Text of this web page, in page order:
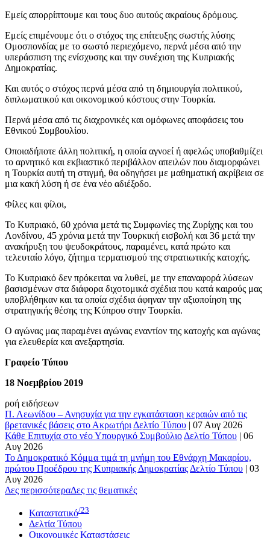
Εμείς απορρίπτουμε και τους δυο αυτούς ακραίους δρόμους.
Εμείς επιμένουμε ότι ο στόχος της επίτευξης σωστής λύσης
Ομοσπονδίας με το σωστό περιεχόμενο, περνά μέσα από την
υπεράσπιση της ενίσχυσης και την συνέχιση της Κυπριακής
Δημοκρατίας.
Και αυτός ο στόχος περνά μέσα από τη δημιουργία πολιτικού,
διπλωματικού και οικονομικού κόστους στην Τουρκία.
Περνά μέσα από τις διαχρονικές και ομόφωνες αποφάσεις του
Εθνικού Συμβουλίου.
Οποιαδήποτε άλλη πολιτική, η οποία αγνοεί ή αφελώς υποβαθμίζει
το αρνητικό και εκβιαστικό περιβάλλον απειλών που διαμορφώνει
η Τουρκία αυτή τη στιγμή, θα οδηγήσει με μαθηματική ακρίβεια σε
μια κακή λύση ή σε ένα νέο αδιέξοδο.
Φίλες και φίλοι,
Το Κυπριακό, 60 χρόνια μετά τις Συμφωνίες της Ζυρίχης και του
Λονδίνου, 45 χρόνια μετά την Τουρκική εισβολή και 36 μετά την
ανακήρυξη του ψευδοκράτους, παραμένει, κατά πρώτο και
τελευταίο λόγο, ζήτημα τερματισμού της στρατιωτικής κατοχής.
Το Κυπριακό δεν πρόκειται να λυθεί, με την επαναφορά λύσεων
βασισμένων στα διάφορα διχοτομικά σχέδια που κατά καιρούς μας
υποβλήθηκαν και τα οποία σχέδια άφηναν την αξιοποίηση της
στρατηγικής θέσης της Κύπρου στην Τουρκία.
Ο αγώνας μας παραμένει αγώνας εναντίον της κατοχής και αγώνας
για ελευθερία και ανεξαρτησία.
Γραφείο Τύπου
18 Νοεμβρίου 2019
ροή ειδήσεων
Π. Λεωνίδου – Ανησυχία για την εγκατάσταση κεραιών από τις
βρετανικές βάσεις στο Ακρωτήρι Δελτίο Τύπου | 07 Αυγ 2026
Κάθε Επιτυχία στο νέο Υπουργικό Συμβούλιο Δελτίο Τύπου | 06
Αυγ 2026
Το Δημοκρατικό Κόμμα τιμά τη μνήμη του Εθνάρχη Μακαρίου,
πρώτου Προέδρου της Κυπριακής Δημοκρατίας Δελτίο Τύπου | 03
Αυγ 2026
Δες περισσότεραΔες τις θεματικές
Καταστατικό/23
Δελτία Τύπου
Οικονομικές Καταστάσεις